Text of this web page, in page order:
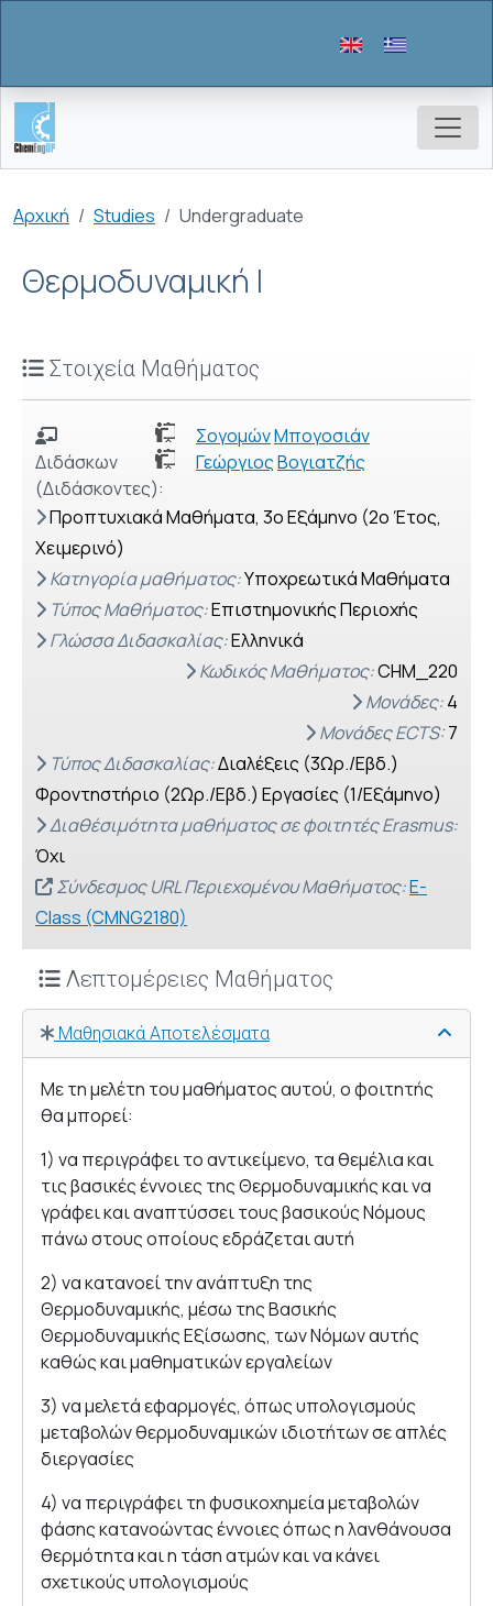
Breadcrumb
Αρχική Studies Undergraduate
Θερμοδυναμική Ι
Στοιχεία Μαθήματος
Διδάσκων
(Διδάσκοντες):
ΣογομώνΜπογοσιάν
ΓεώργιοςΒογιατζής
Προπτυχιακά Μαθήματα, 3o Εξάμηνο (2ο Έτος,
Χειμερινό)
Κατηγορία μαθήματος:Υποχρεωτικά Μαθήματα
Τύπος Μαθήματος:Επιστημονικής Περιοχής
Γλώσσα Διδασκαλίας:Ελληνικά
Κωδικός Μαθήματος:CHM_220
Μονάδες:4
Μονάδες ECTS:7
Τύπος Διδασκαλίας:Διαλέξεις (3Ωρ./Εβδ.)
Φροντηστήριο (2Ωρ./Εβδ.) Εργασίες (1/Εξάμηνο)
Διαθέσιμότητα μαθήματος σε φοιτητές Erasmus:
Όχι
Σύνδεσμος URL Περιεχομένου Μαθήματος:E-
Class (CMNG2180)
Λεπτομέρειες Μαθήματος
Μαθησιακά Αποτελέσματα
Με τη μελέτη του μαθήματος αυτού, ο φοιτητής
θα μπορεί:
1) να περιγράφει το αντικείμενο, τα θεμέλια και
τις βασικές έννοιες της Θερμοδυναμικής και να
γράφει και αναπτύσσει τους βασικούς Νόμους
πάνω στους οποίους εδράζεται αυτή
2) να κατανοεί την ανάπτυξη της
Θερμοδυναμικής, μέσω της Βασικής
Θερμοδυναμικής Εξίσωσης, των Νόμων αυτής
καθώς και μαθηματικών εργαλείων
3) να μελετά εφαρμογές, όπως υπολογισμούς
μεταβολών θερμοδυναμικών ιδιοτήτων σε απλές
διεργασίες
4) να περιγράφει τη φυσικοχημεία μεταβολών
φάσης κατανοώντας έννοιες όπως η λανθάνουσα
θερμότητα και η τάση ατμών και να κάνει
σχετικούς υπολογισμούς